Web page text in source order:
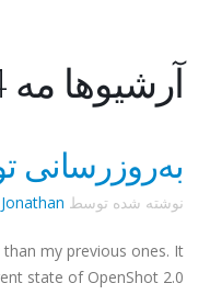
آرشیوها مه 2014
به‌روزرسانی
نوشته شده توسط Jonathan
my previous ones. It
state of OpenShot 2.0.